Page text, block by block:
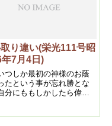
り違い(栄光111号昭
7月4日)
つしか最初の神様のお蔭
たという事が忘れ勝とな
分にももしかしたら偉い